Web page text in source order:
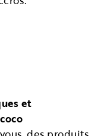
et